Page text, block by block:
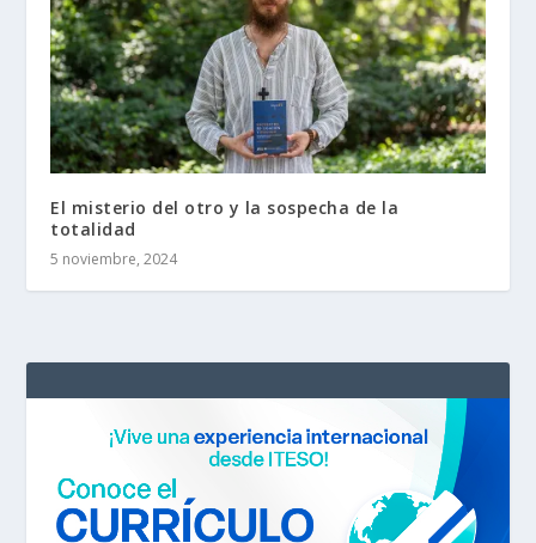
El misterio del otro y la sospecha de la
totalidad
5 noviembre, 2024